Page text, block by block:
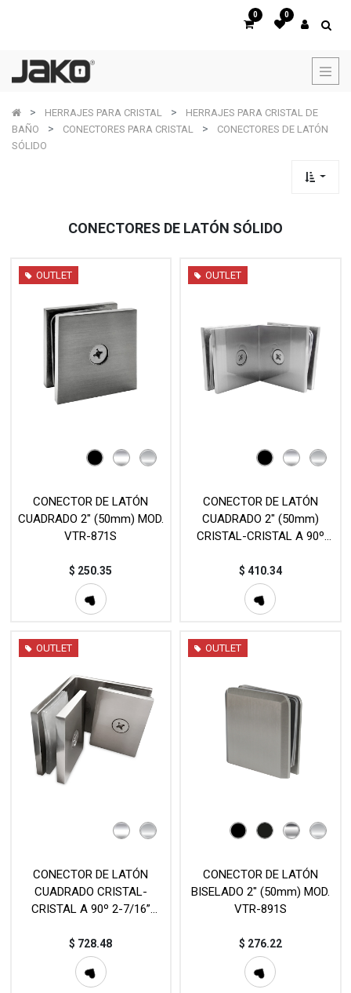
0 0
HERRAJES PARA CRISTAL
HERRAJES PARA CRISTAL DE
BAÑO
CONECTORES PARA CRISTAL
CONECTORES DE LATÓN
SÓLIDO
CONECTORES DE LATÓN SÓLIDO
OUTLET
CONECTOR DE LATÓN
CUADRADO 2" (50mm) MOD.
VTR-871S
$ 250.35
OUTLET
CONECTOR DE LATÓN
CUADRADO 2" (50mm)
CRISTAL-CRISTAL A 90º
$ 410.34
OUTLET
CONECTOR DE LATÓN
CUADRADO CRISTAL-
CRISTAL A 90º 2-7/16”
$ 728.48
OUTLET
CONECTOR DE LATÓN
BISELADO 2" (50mm) MOD.
VTR-891S
$ 276.22